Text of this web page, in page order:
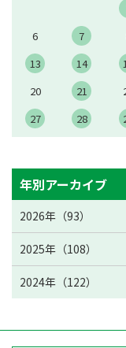
6
7
13
14
20
21
27
28
年別アーカイブ
2026年（93）
2025年（108）
2024年（122）